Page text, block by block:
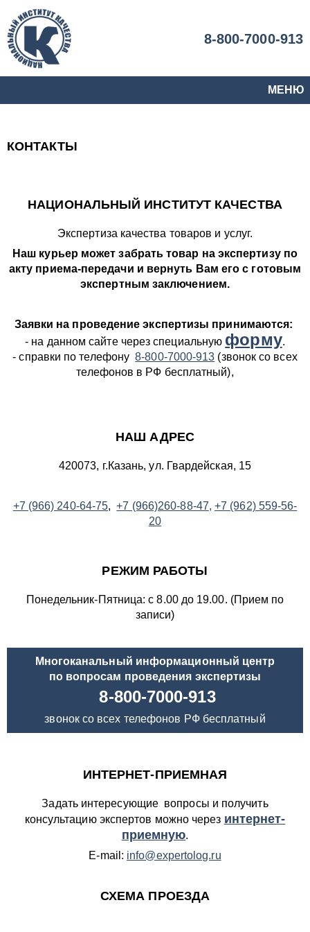
8-800-7000-913
МЕНЮ
КОНТАКТЫ
НАЦИОНАЛЬНЫЙ ИНСТИТУТ КАЧЕСТВА
Экспертиза качества товаров и услуг.
Наш курьер может забрать товар на экспертизу по
акту приема-передачи и вернуть Вам его с готовым
экспертным заключением.
Заявки на проведение экспертизы принимаются:
- на данном сайте через специальную форму.
- справки по телефону8-800-7000-913 (звонок со всех
телефонов в РФ бесплатный),
НАШ АДРЕС
420073, г.Казань, ул. Гвардейская, 15
+7 (966) 240-64-75,+7 (966)260-88-47, +7 (962) 559-56-
20
РЕЖИМ РАБОТЫ
Понедельник-Пятница: с 8.00 до 19.00. (Прием по
записи)
Многоканальный информационный центр
по вопросам проведения экспертизы
8-800-7000-913
звонок со всех телефонов РФ бесплатный
ИНТЕРНЕТ-ПРИЕМНАЯ
Задать интересующие вопросы и получить
консультацию экспертов можно через интернет-
приемную.
E-mail: info@expertolog.ru
СХЕМА ПРОЕЗДА